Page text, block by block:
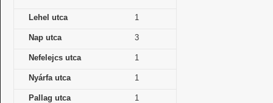
Lehel utca 1
Nap utca 3
Nefelejcs utca 1
Nyárfa utca 1
Pallag utca 1